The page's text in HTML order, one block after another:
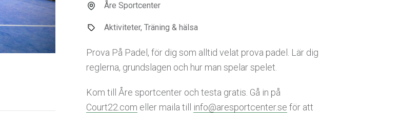
Åre Sportcenter
Aktiviteter, Träning & hälsa
Prova På Padel, för dig som alltid velat prova padel. Lär dig
reglerna, grundslagen och hur man spelar spelet.
Kom till Åre sportcenter och testa gratis. Gå in på
Court22.com eller maila till info@aresportcenter.se för att